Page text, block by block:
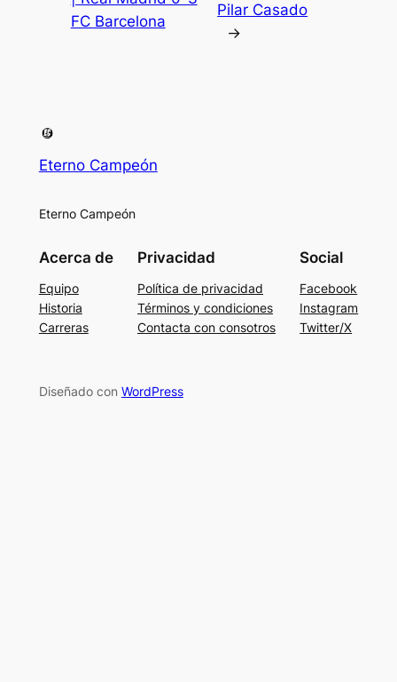
FC Barcelona
Pilar Casado
→
Eterno Campeón
Eterno Campeón
Acerca de
Equipo
Historia
Carreras
Privacidad
Política de privacidad
Términos y condiciones
Contacta con consotros
Social
Facebook
Instagram
Twitter/X
Diseñado con WordPress